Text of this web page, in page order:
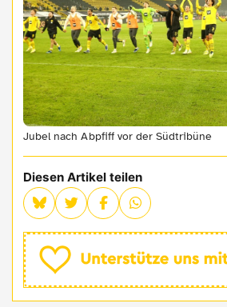
Jubel nach Abpfiff vor der Südtribüne
Diesen Artikel teilen